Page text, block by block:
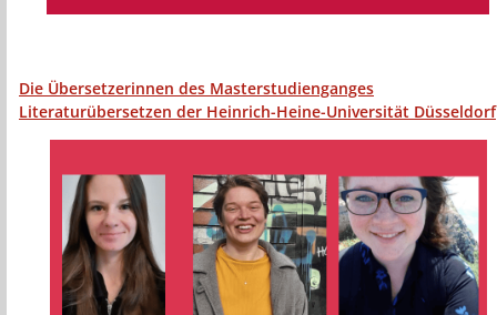
Die Übersetzerinnen des Masterstudienganges
Literaturübersetzen der Heinrich-Heine-Universität Düsseldorf